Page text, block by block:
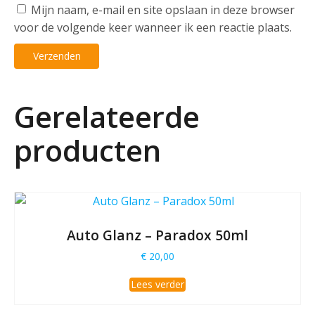
Mijn naam, e-mail en site opslaan in deze browser
voor de volgende keer wanneer ik een reactie plaats.
Gerelateerde
producten
Auto Glanz – Paradox 50ml
€ 20,00
Lees verder